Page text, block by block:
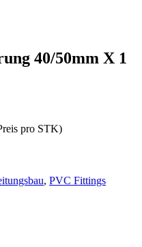
40/50mm X 1
pro STK)
, PVC Fittings